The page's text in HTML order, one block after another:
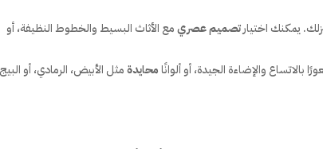
يمكنك اختيارتصميم عصريمع الأثاث البسيط والخطوط النظيفة، أو
بالاتساع والإضاءة الجيدة، أو ألوانًامحايدةمثل الأبيض، الرمادي، أو البيج